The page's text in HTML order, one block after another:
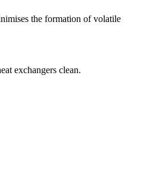
the formation of volatile
exchangers clean.